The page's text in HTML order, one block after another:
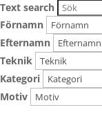
Text search
Förnamn
Efternamn
Teknik
Kategori
Motiv